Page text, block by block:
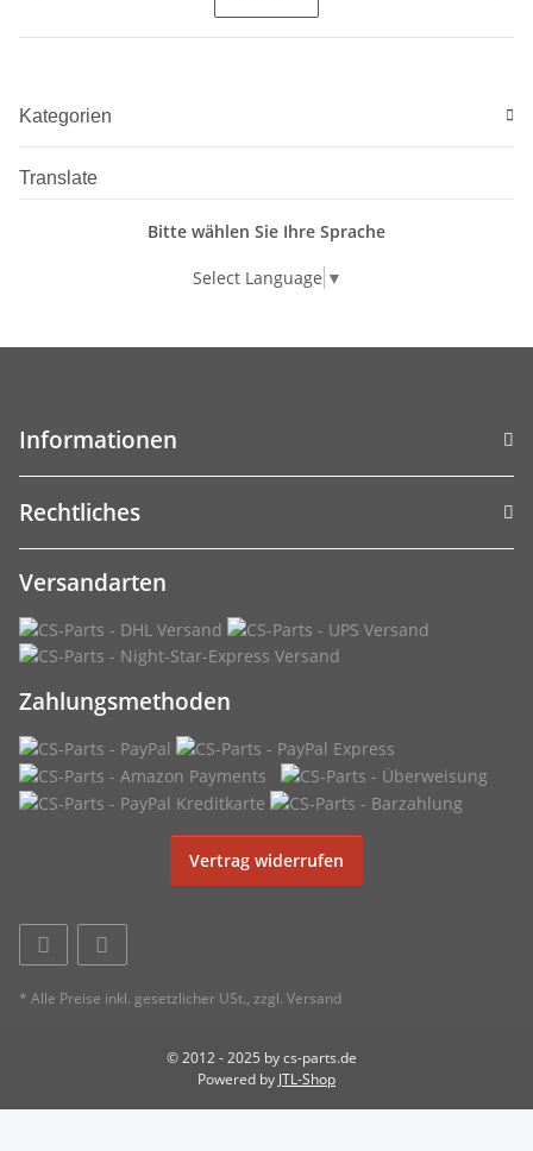
Kategorien
Translate
Bitte wählen Sie Ihre Sprache
Select Language ▼
Informationen
Rechtliches
Versandarten
Zahlungsmethoden
Vertrag widerrufen
* Alle Preise inkl. gesetzlicher USt., zzgl. Versand
© 2012 - 2025 by cs-parts.de
Powered by JTL-Shop